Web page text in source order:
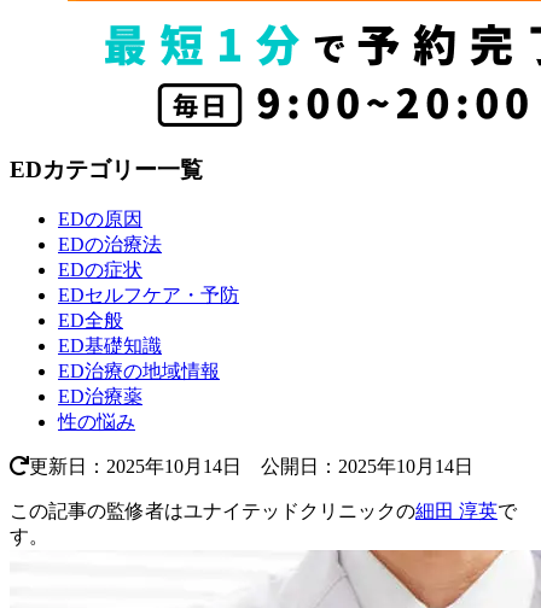
EDカテゴリー一覧
EDの原因
EDの治療法
EDの症状
EDセルフケア・予防
ED全般
ED基礎知識
ED治療の地域情報
ED治療薬
性の悩み
更新日：2025年10月14日 公開日：2025年10月14日
この記事の監修者はユナイテッドクリニックの細田 淳英で
す。